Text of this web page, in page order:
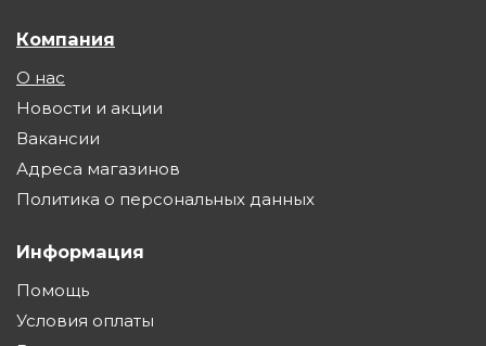
Компания
О нас
Новости и акции
Вакансии
Адреса магазинов
Политика о персональных данных
Информация
Помощь
Условия оплаты